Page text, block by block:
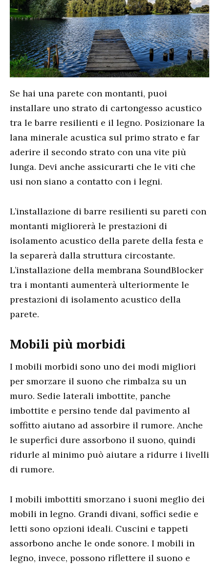
Se hai una parete con montanti, puoi
installare uno strato di cartongesso acustico
tra le barre resilienti e il legno. Posizionare la
lana minerale acustica sul primo strato e far
aderire il secondo strato con una vite più
lunga. Devi anche assicurarti che le viti che
usi non siano a contatto con i legni.
L’installazione di barre resilienti su pareti con
montanti migliorerà le prestazioni di
isolamento acustico della parete della festa e
la separerà dalla struttura circostante.
L’installazione della membrana SoundBlocker
tra i montanti aumenterà ulteriormente le
prestazioni di isolamento acustico della
parete.
Mobili più morbidi
I mobili morbidi sono uno dei modi migliori
per smorzare il suono che rimbalza su un
muro. Sedie laterali imbottite, panche
imbottite e persino tende dal pavimento al
soffitto aiutano ad assorbire il rumore. Anche
le superfici dure assorbono il suono, quindi
ridurle al minimo può aiutare a ridurre i livelli
di rumore.
I mobili imbottiti smorzano i suoni meglio dei
mobili in legno. Grandi divani, soffici sedie e
letti sono opzioni ideali. Cuscini e tappeti
assorbono anche le onde sonore. I mobili in
legno, invece, possono riflettere il suono e